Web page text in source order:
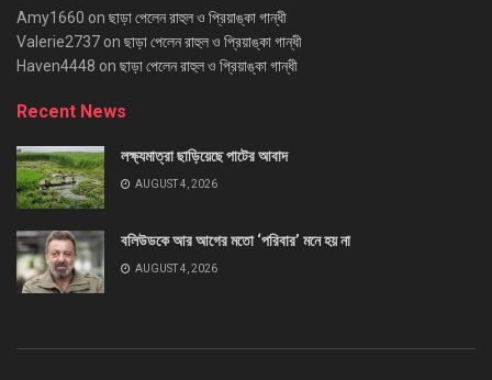
Amy1660 on ছাড়া পেলেন রাহুল ও প্রিয়াঙ্কা গান্ধী
Valerie2737 on ছাড়া পেলেন রাহুল ও প্রিয়াঙ্কা গান্ধী
Haven4448 on ছাড়া পেলেন রাহুল ও প্রিয়াঙ্কা গান্ধী
Recent News
লক্ষ্যমাত্রা ছাড়িয়েছে পাটের আবাদ
AUGUST 4, 2026
বলিউডকে আর আগের মতো ‘পরিবার’ মনে হয় না
AUGUST 4, 2026